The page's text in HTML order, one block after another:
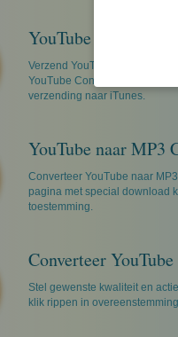
YouTube naar iPad,
Verzend YouTube direct naar
YouTube Converter maakt
verzending naar iTunes.
YouTube naar MP3
Converteer YouTube naar
pagina met special download
toestemming.
Converteer
Stel gewenste kwaliteit en
klik rippen in